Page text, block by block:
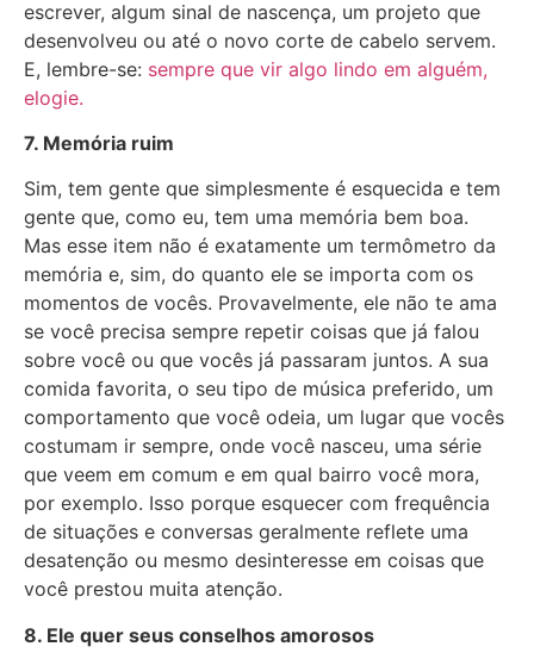
escrever, algum sinal de nascença, um projeto que
desenvolveu ou até o novo corte de cabelo servem.
E, lembre-se: sempre que vir algo lindo em alguém,
elogie.
7. Memória ruim
Sim, tem gente que simplesmente é esquecida e tem
gente que, como eu, tem uma memória bem boa.
Mas esse item não é exatamente um termômetro da
memória e, sim, do quanto ele se importa com os
momentos de vocês. Provavelmente, ele não te ama
se você precisa sempre repetir coisas que já falou
sobre você ou que vocês já passaram juntos. A sua
comida favorita, o seu tipo de música preferido, um
comportamento que você odeia, um lugar que vocês
costumam ir sempre, onde você nasceu, uma série
que veem em comum e em qual bairro você mora,
por exemplo. Isso porque esquecer com frequência
de situações e conversas geralmente reflete uma
desatenção ou mesmo desinteresse em coisas que
você prestou muita atenção.
8. Ele quer seus conselhos amorosos